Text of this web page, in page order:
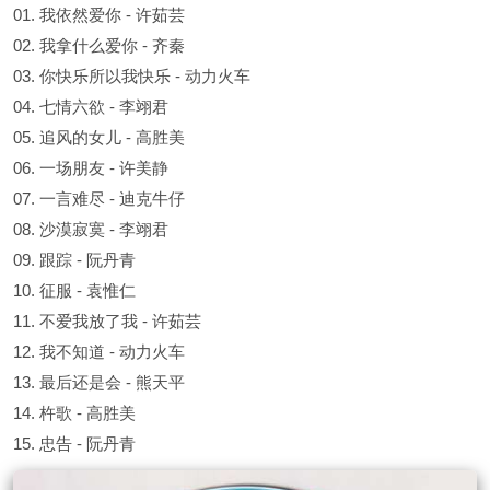
01. 我依然爱你 - 许茹芸
02. 我拿什么爱你 - 齐秦
03. 你快乐所以我快乐 - 动力火车
04. 七情六欲 - 李翊君
05. 追风的女儿 - 高胜美
06. 一场朋友 - 许美静
07. 一言难尽 - 迪克牛仔
08. 沙漠寂寞 - 李翊君
09. 跟踪 - 阮丹青
10. 征服 - 袁惟仁
11. 不爱我放了我 - 许茹芸
12. 我不知道 - 动力火车
13. 最后还是会 - 熊天平
14. 杵歌 - 高胜美
15. 忠告 - 阮丹青